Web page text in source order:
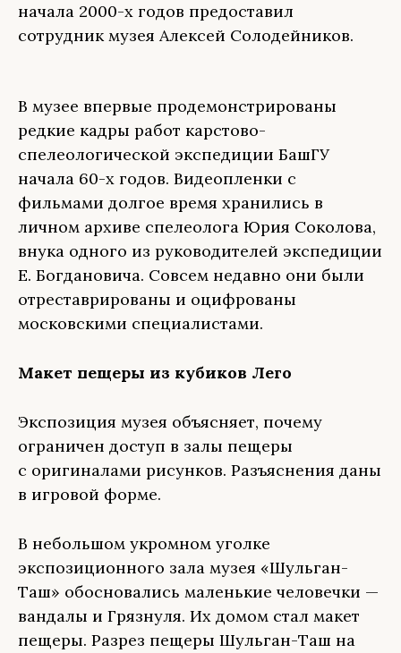
начала 2000-х годов предоставил
сотрудник музея Алексей Солодейников.
В музее впервые продемонстрированы
редкие кадры работ карстово-
спелеологической экспедиции БашГУ
начала 60-х годов. Видеопленки с
фильмами долгое время хранились в
личном архиве спелеолога Юрия Соколова,
внука одного из руководителей экспедиции
Е. Богдановича. Совсем недавно они были
отреставрированы и оцифрованы
московскими специалистами.
Макет пещеры из кубиков Лего
Экспозиция музея объясняет, почему
ограничен доступ в залы пещеры
с оригиналами рисунков. Разъяснения даны
в игровой форме.
В небольшом укромном уголке
экспозиционного зала музея «Шульган-
Таш» обосновались маленькие человечки —
вандалы и Грязнуля. Их домом стал макет
пещеры. Разрез пещеры Шульган-Таш на